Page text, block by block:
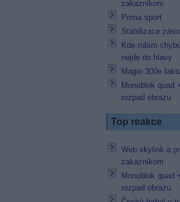
zakaznikom
Prima sport
Stabilizace
Kde robím
nejde do hlavy
Magio 300e
Monoblok quad
rozpad obrazu
Top reakce
Web skylink a
zakaznikom
Monoblok quad
rozpad obrazu